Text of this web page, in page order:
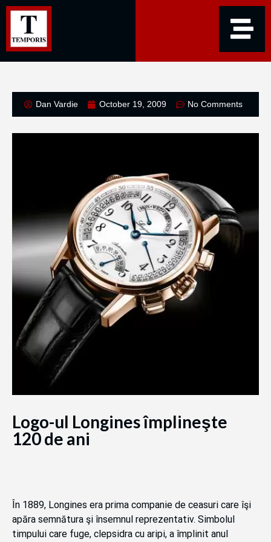
Dan Vardie October 19, 2009 No Comments
Logo-ul Longines împlineşte
120 de ani
În 1889, Longines era prima companie de ceasuri care îşi
apăra semnătura şi însemnul reprezentativ. Simbolul
timpului care fuge, clepsidra cu aripi, a împlinit anul